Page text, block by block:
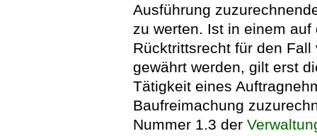
Ausführung
zu werten. Ist in einem
Rücktrittsrecht für den
gewährt werden, gilt erst
Tätigkeit eines
Baufreimachung
Nummer 1.3 der